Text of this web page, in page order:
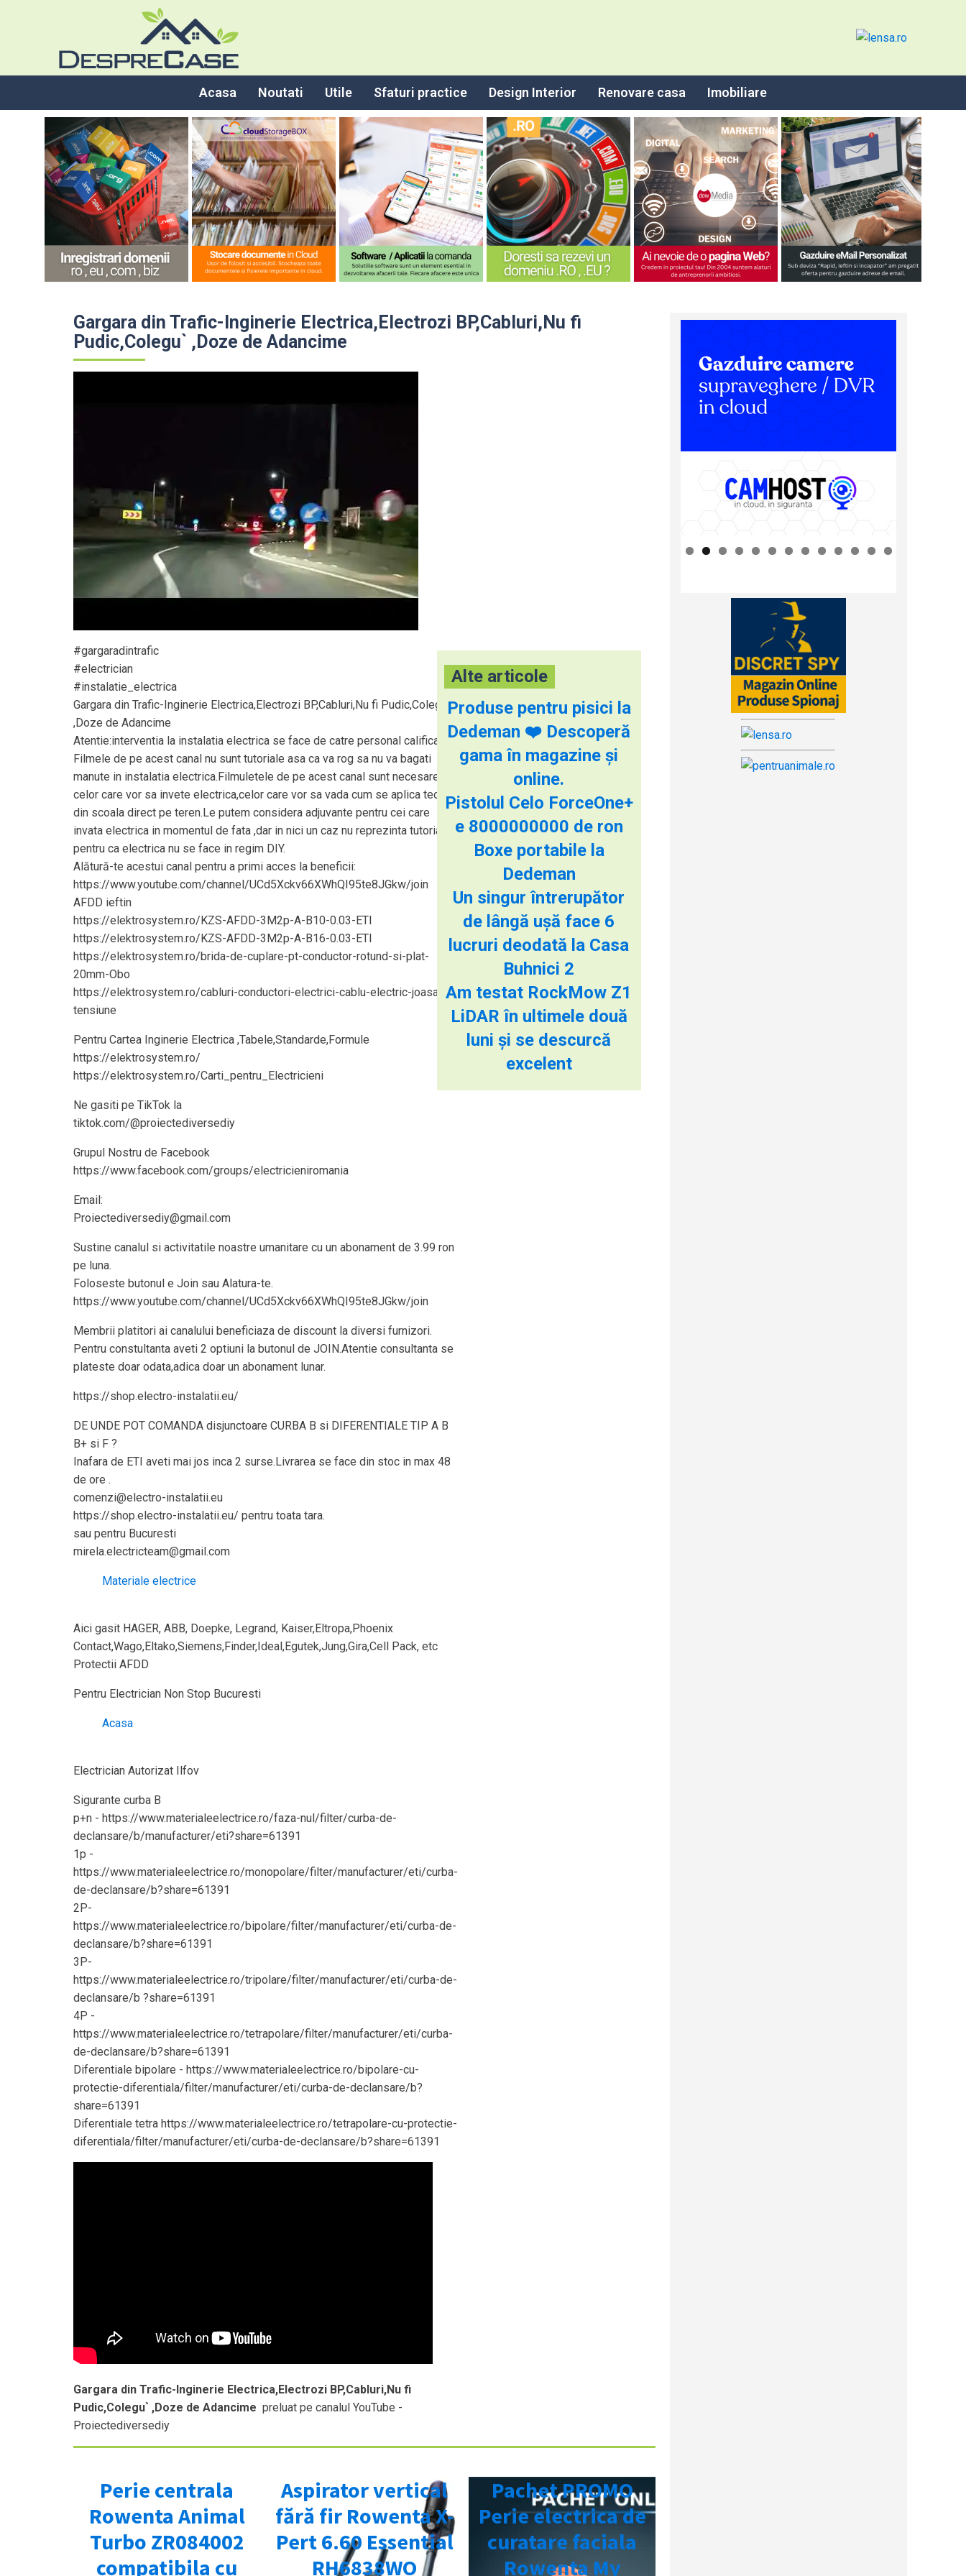
Acasa Noutati Utile Sfaturi practice Design Interior Renovare casa Imobiliare
Gargara din Trafic-Inginerie Electrica,Electrozi BP,Cabluri,Nu fi
Pudic,Colegu` ,Doze de Adancime
#gargaradintrafic
#electrician
#instalatie_electrica
Gargara din Trafic-Inginerie Electrica,Electrozi BP,Cabluri,Nu fi Pudic,Colegu`
,Doze de Adancime
Atentie:interventia la instalatia electrica se face de catre personal calificat.
Filmele de pe acest canal nu sunt tutoriale asa ca va rog sa nu va bagati
manute in instalatia electrica.Filmuletele de pe acest canal sunt necesare
celor care vor sa invete electrica,celor care vor sa vada cum se aplica teoria
din scoala direct pe teren.Le putem considera adjuvante pentru cei care
invata electrica in momentul de fata ,dar in nici un caz nu reprezinta tutoriale
pentru ca electrica nu se face in regim DIY.
Alătură-te acestui canal pentru a primi acces la beneficii:
https://www.youtube.com/channel/UCd5Xckv66XWhQI95te8JGkw/join
AFDD ieftin
https://elektrosystem.ro/KZS-AFDD-3M2p-A-B10-0.03-ETI
https://elektrosystem.ro/KZS-AFDD-3M2p-A-B16-0.03-ETI
https://elektrosystem.ro/brida-de-cuplare-pt-conductor-rotund-si-plat-
20mm-Obo
https://elektrosystem.ro/cabluri-conductori-electrici-cablu-electric-joasa-
tensiune
Pentru Cartea Inginerie Electrica ,Tabele,Standarde,Formule
https://elektrosystem.ro/
https://elektrosystem.ro/Carti_pentru_Electricieni
Ne gasiti pe TikTok la
tiktok.com/@proiectediversediy
Grupul Nostru de Facebook
https://www.facebook.com/groups/electricieniromania
Email:
Proiectediversediy@gmail.com
Sustine canalul si activitatile noastre umanitare cu un abonament de 3.99 ron
pe luna.
Foloseste butonul e Join sau Alatura-te.
https://www.youtube.com/channel/UCd5Xckv66XWhQI95te8JGkw/join
Membrii platitori ai canalului beneficiaza de discount la diversi furnizori.
Pentru constultanta aveti 2 optiuni la butonul de JOIN.Atentie consultanta se
plateste doar odata,adica doar un abonament lunar.
https://shop.electro-instalatii.eu/
DE UNDE POT COMANDA disjunctoare CURBA B si DIFERENTIALE TIP A B
B+ si F ?
Inafara de ETI aveti mai jos inca 2 surse.Livrarea se face din stoc in max 48
de ore .
comenzi@electro-instalatii.eu
https://shop.electro-instalatii.eu/ pentru toata tara.
sau pentru Bucuresti
mirela.electricteam@gmail.com
Materiale electrice
Aici gasit HAGER, ABB, Doepke, Legrand, Kaiser,Eltropa,Phoenix
Contact,Wago,Eltako,Siemens,Finder,Ideal,Egutek,Jung,Gira,Cell Pack, etc
Protectii AFDD
Pentru Electrician Non Stop Bucuresti
Acasa
Electrician Autorizat Ilfov
Sigurante curba B
p+n - https://www.materialeelectrice.ro/faza-nul/filter/curba-de-
declansare/b/manufacturer/eti?share=61391
1p -
https://www.materialeelectrice.ro/monopolare/filter/manufacturer/eti/curba-
de-declansare/b?share=61391
2P-
https://www.materialeelectrice.ro/bipolare/filter/manufacturer/eti/curba-de-
declansare/b?share=61391
3P-
https://www.materialeelectrice.ro/tripolare/filter/manufacturer/eti/curba-de-
declansare/b ?share=61391
4P -
https://www.materialeelectrice.ro/tetrapolare/filter/manufacturer/eti/curba-
de-declansare/b?share=61391
Diferentiale bipolare - https://www.materialeelectrice.ro/bipolare-cu-
protectie-diferentiala/filter/manufacturer/eti/curba-de-declansare/b?
share=61391
Diferentiale tetra https://www.materialeelectrice.ro/tetrapolare-cu-protectie-
diferentiala/filter/manufacturer/eti/curba-de-declansare/b?share=61391
Gargara din Trafic-Inginerie Electrica,Electrozi BP,Cabluri,Nu fi
Pudic,Colegu` ,Doze de Adancime preluat pe canalul YouTube -
Proiectediversediy
Alte articole
Produse pentru pisici la
Dedeman ❤️ Descoperă
gama în magazine și
online.
Pistolul Celo ForceOne+
e 8000000000 de ron
Boxe portabile la
Dedeman
Un singur întrerupător
de lângă ușă face 6
lucruri deodată la Casa
Buhnici 2
Am testat RockMow Z1
LiDAR în ultimele două
luni și se descurcă
excelent